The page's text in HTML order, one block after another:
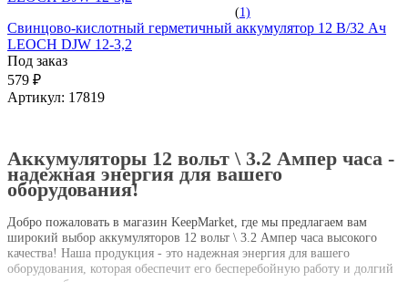
(1)
Свинцово-кислотный герметичный аккумулятор 12 В/32 Ач
LEOCH DJW 12-3,2
Под заказ
579 ₽
Артикул: 17819
Аккумуляторы 12 вольт \ 3.2 Ампер часа -
надежная энергия для вашего
оборудования!
Добро пожаловать в магазин KeepMarket, где мы предлагаем вам
широкий выбор аккумуляторов 12 вольт \ 3.2 Ампер часа высокого
качества! Наша продукция - это надежная энергия для вашего
оборудования, которая обеспечит его бесперебойную работу и долгий